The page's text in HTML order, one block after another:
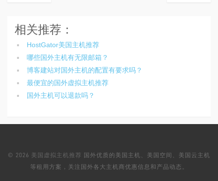
相关推荐：
HostGator美国主机推荐
哪些国外主机有无限邮箱？
博客建站对国外主机的配置有要求吗？
最便宜的国外虚拟主机推荐
国外主机可以退款吗？
© 2026 美国虚拟主机推荐 国外优质的美国主机、美国空间、美国云主机
等租用方案，关注国外各大主机商优惠信息和产品动态。